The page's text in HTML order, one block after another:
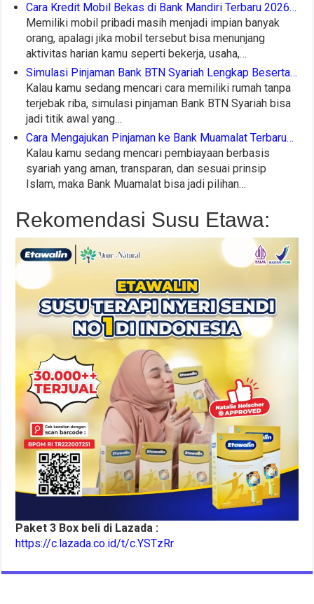
Cara Kredit Mobil Bekas di Bank Mandiri Terbaru 2026…
Memiliki mobil pribadi masih menjadi impian banyak
orang, apalagi jika mobil tersebut bisa menunjang
aktivitas harian kamu seperti bekerja, usaha,…
Simulasi Pinjaman Bank BTN Syariah Lengkap Beserta…
Kalau kamu sedang mencari cara memiliki rumah tanpa
terjebak riba, simulasi pinjaman Bank BTN Syariah bisa
jadi titik awal yang…
Cara Mengajukan Pinjaman ke Bank Muamalat Terbaru…
Kalau kamu sedang mencari pembiayaan berbasis
syariah yang aman, transparan, dan sesuai prinsip
Islam, maka Bank Muamalat bisa jadi pilihan…
Rekomendasi Susu Etawa:
Paket 3 Box beli di Lazada :
https://c.lazada.co.id/t/c.YSTzRr